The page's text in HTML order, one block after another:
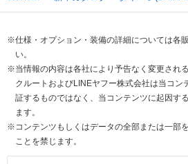
※仕様・オプション・装備の詳細については各
い。
※当情報の内容は各社により予告なく変更され
クルートおよびLINEヤフー株式会社は当コン
証するものではなく、当コンテンツに起因す
ます。
※コンテンツもしくはデータの全部または一部
ことを禁じます。